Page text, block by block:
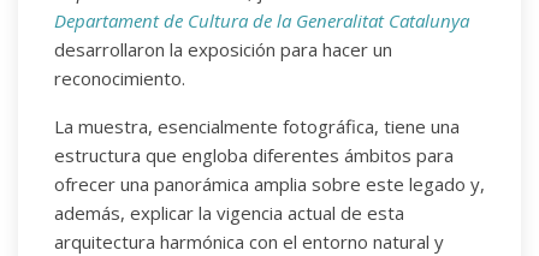
Departament de Cultura de la Generalitat Catalunya
desarrollaron la exposición para hacer un
reconocimiento.
La muestra, esencialmente fotográfica, tiene una
estructura que engloba diferentes ámbitos para
ofrecer una panorámica amplia sobre este legado y,
además, explicar la vigencia actual de esta
arquitectura harmónica con el entorno natural y